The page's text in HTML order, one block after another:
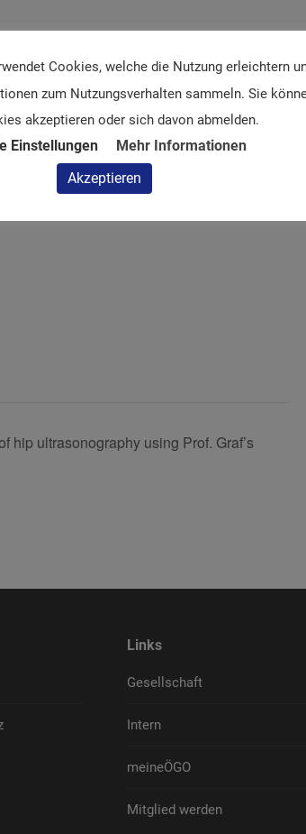
icrs-
hip ultrasonography using Prof. Graf’s
Links
Gesellschaft
Intern
meineÖGO
Mitglied werden
Cookies, welche die Nutzung erleichtern
zum Nutzungsverhalten sammeln. Sie
akzeptieren oder sich davon abmelden.
Einstellungen
Mehr Informationen
Akzeptieren